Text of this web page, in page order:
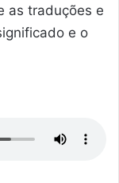
as traduções e
e o